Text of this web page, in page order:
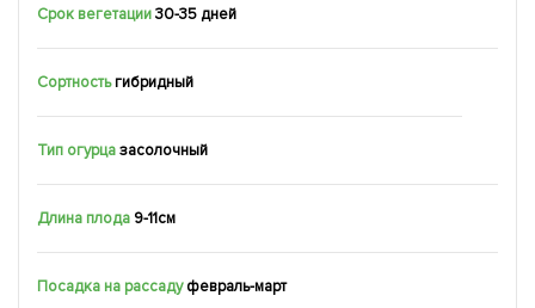
Срок вегетации 30-35 дней
Сортностьгибридный
Тип огурцазасолочный
Длина плода 9-11см
Посадка на рассаду февраль-март